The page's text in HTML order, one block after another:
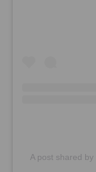
A post shared